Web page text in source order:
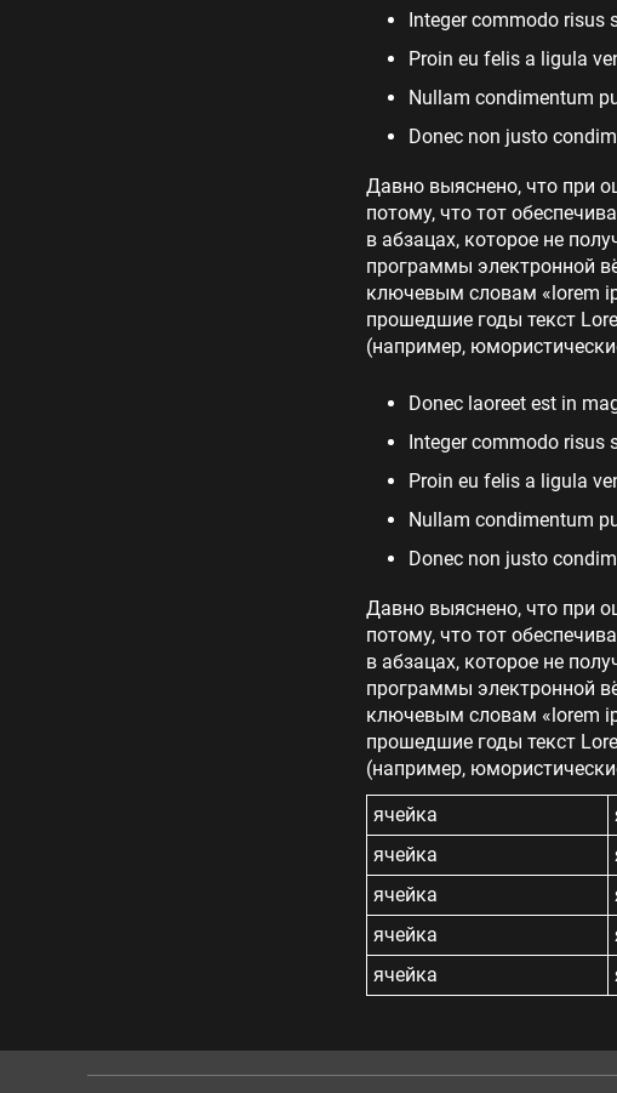
Integer commodo risus
Proin eu felis a ligula
Nullam condimentum
Donec non justo
Давно выяснено, что при
потому, что тот
в абзацах, которое не
программы электронной
ключевым словам «lorem
прошедшие годы текст
(например,
Donec laoreet est in
Integer commodo risus
Proin eu felis a ligula
Nullam condimentum
Donec non justo
Давно выяснено, что при
потому, что тот
в абзацах, которое не
программы электронной
ключевым словам «lorem
прошедшие годы текст
(например,
ячейка
ячейка
ячейка
ячейка
ячейка